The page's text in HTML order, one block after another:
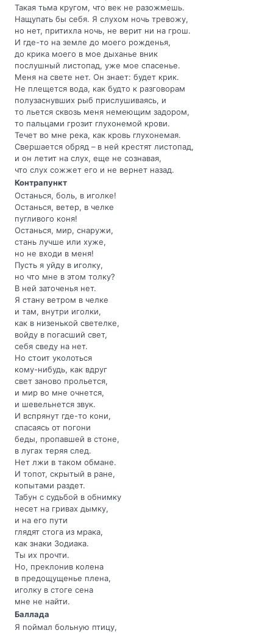
Такая тьма кругом, что век не разожмешь.
Нащупать бы себя. Я слухом ночь тревожу,
но нет, притихла ночь, не верит ни на грош.
И где-то на земле до моего рожденья,
до крика моего в мое дыханье вник
послушный листопад, уже мое спасенье.
Меня на свете нет. Он знает: будет крик.
Не плещется вода, как будто к разговорам
полузаснувших рыб прислушиваясь, и
то льется сквозь меня немеющим задором,
то пальцами грозит глухонемой крови.
Течет во мне река, как кровь глухонемая.
Свершается обряд – в ней крестят листопад,
и он летит на слух, еще не сознавая,
что слух сожжет его и не вернет назад.
Контрапункт
Останься, боль, в иголке!
Останься, ветер, в челке
пугливого коня!
Останься, мир, снаружи,
стань лучше или хуже,
но не входи в меня!
Пусть я уйду в иголку,
но что мне в этом толку?
В ней заточенья нет.
Я стану ветром в челке
и там, внутри иголки,
как в низенькой светелке,
войду в погасший свет,
себя сведу на нет.
Но стоит уколоться
кому-нибудь, как вдруг
свет заново прольется,
и мир во мне очнется,
и шевельнется звук.
И вспрянут где-то кони,
спасаясь от погони
беды, пропавшей в стоне,
в лугах теряя след.
Нет лжи в таком обмане.
И топот, скрытый в ране,
копытами раздет.
Табун с судьбой в обнимку
несет на гривах дымку,
и на его пути
глядят стога из мрака,
как знаки Зодиака.
Ты их прочти.
Но, преклонив колена
в предощущенье плена,
иголку в стоге сена
мне не найти.
Баллада
Я поймал больную птицу,